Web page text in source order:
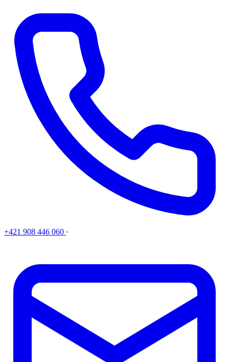
+421 908 446 060 ·